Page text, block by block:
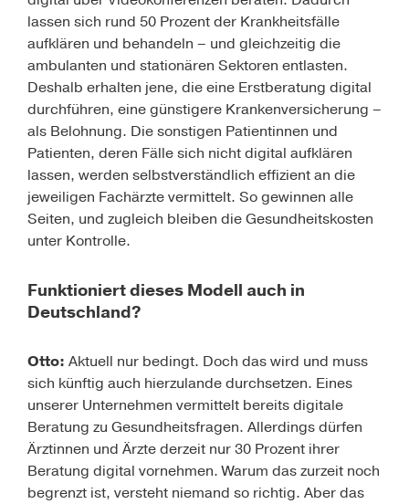
lassen sich rund 50 Prozent der Krankheitsfälle
aufklären und behandeln – und gleichzeitig die
ambulanten und statio­nären Sektoren entlasten.
Deshalb erhalten jene, die eine Erstberatung digital
durchführen, eine günstigere Krankenversicherung –
als Belohnung. Die sonstigen Patientinnen und
Patienten, deren Fälle sich nicht digital aufklären
lassen, werden selbstverständlich effizient an die
jeweiligen Fachärzte vermittelt. So gewinnen alle
Seiten, und zugleich bleiben die Gesundheitskosten
unter Kontrolle.
Funktioniert dieses Modell auch in
Deutschland?
Otto: Aktuell nur bedingt. Doch das wird und muss
sich künftig auch hierzulande durchsetzen. Eines
unserer Unternehmen vermittelt bereits digitale
Beratung zu Gesundheitsfragen. Allerdings dürfen
Ärztinnen und Ärzte derzeit nur 30 Prozent ihrer
Beratung digital vornehmen. Warum das zurzeit noch
begrenzt ist, versteht niemand so richtig. Aber das